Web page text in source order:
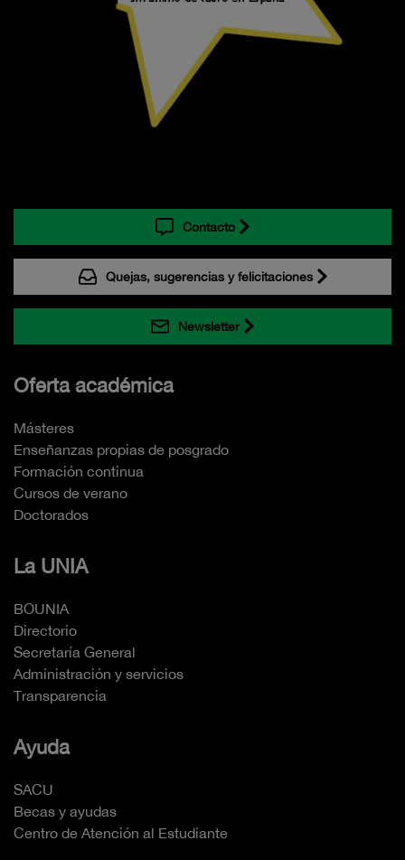
Contacto
Quejas, sugerencias y felicitaciones
Newsletter
Oferta académica
Másteres
Enseñanzas propias de posgrado
Formación continua
Cursos de verano
Doctorados
La UNIA
BOUNIA
Directorio
Secretaría General
Administración y servicios
Transparencia
Ayuda
SACU
Becas y ayudas
Centro de Atención al Estudiante